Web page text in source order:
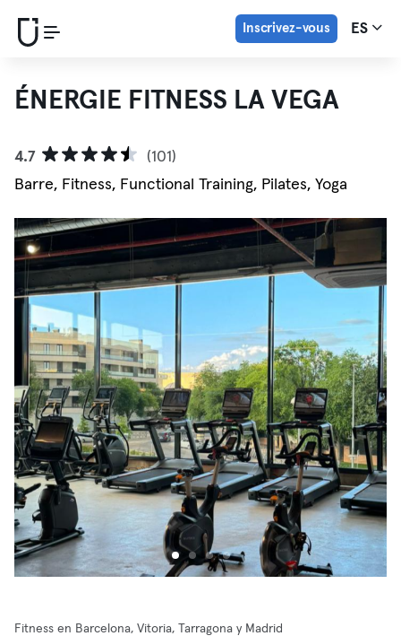
Inscrivez-vous ES
ÉNERGIE FITNESS LA VEGA
4.7
(101)
Barre, Fitness, Functional Training, Pilates, Yoga
Fitness en Barcelona, Vitoria, Tarragona y Madrid